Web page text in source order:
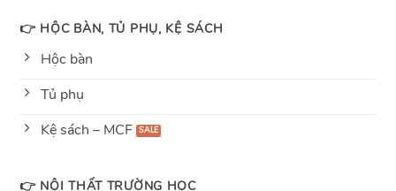
👉 HỘC BÀN, TỦ PHỤ, KỆ SÁCH
Hộc bàn
Tủ phụ
Kệ sách – MCF
👉 NỘI THẤT TRƯỜNG HỌC